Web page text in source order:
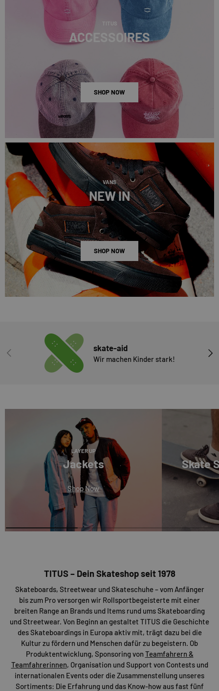
TITUS
ACCESSOIRES
SHOP NOW
VANS
NEW IN
SHOP NOW
VORHERIGE skate-aid
Wir machen Kinder stark!
LAYER UP
Jackets
Shop Now
Skate
TITUS – Dein Skateshop seit 1978
Skateboards, Streetwear und Skateschuhe – vom Anfänger
bis zum Pro versorgen wir Rollsportbegeisterte mit einer
breiten Range an Brands und Items rund ums Skateboarding
und Streetwear. Von Beginn an gestaltet TITUS die Geschichte
des Skateboardings in Europa aktiv mit, trägt dazu bei die
Kultur zu fördern und Menschen dafür zu begeistern. Ob
Produktentwicklung, Sponsoring von Teamfahrern &
Teamfahrerinnen, Organisation und Support von Contests und
internationalen Events oder die Zusammenstellung unseres
Sortiments: Die Erfahrung und das Know-how aus fast fünf